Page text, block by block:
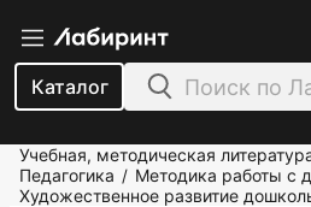
Каталог
Учебная, методическая
Педагогика / Методика работы с
Художественное развитие